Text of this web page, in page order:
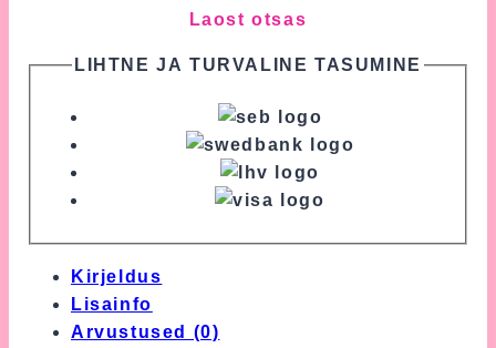
Laost otsas
LIHTNE JA TURVALINE TASUMINE
Kirjeldus
Lisainfo
Arvustused (0)